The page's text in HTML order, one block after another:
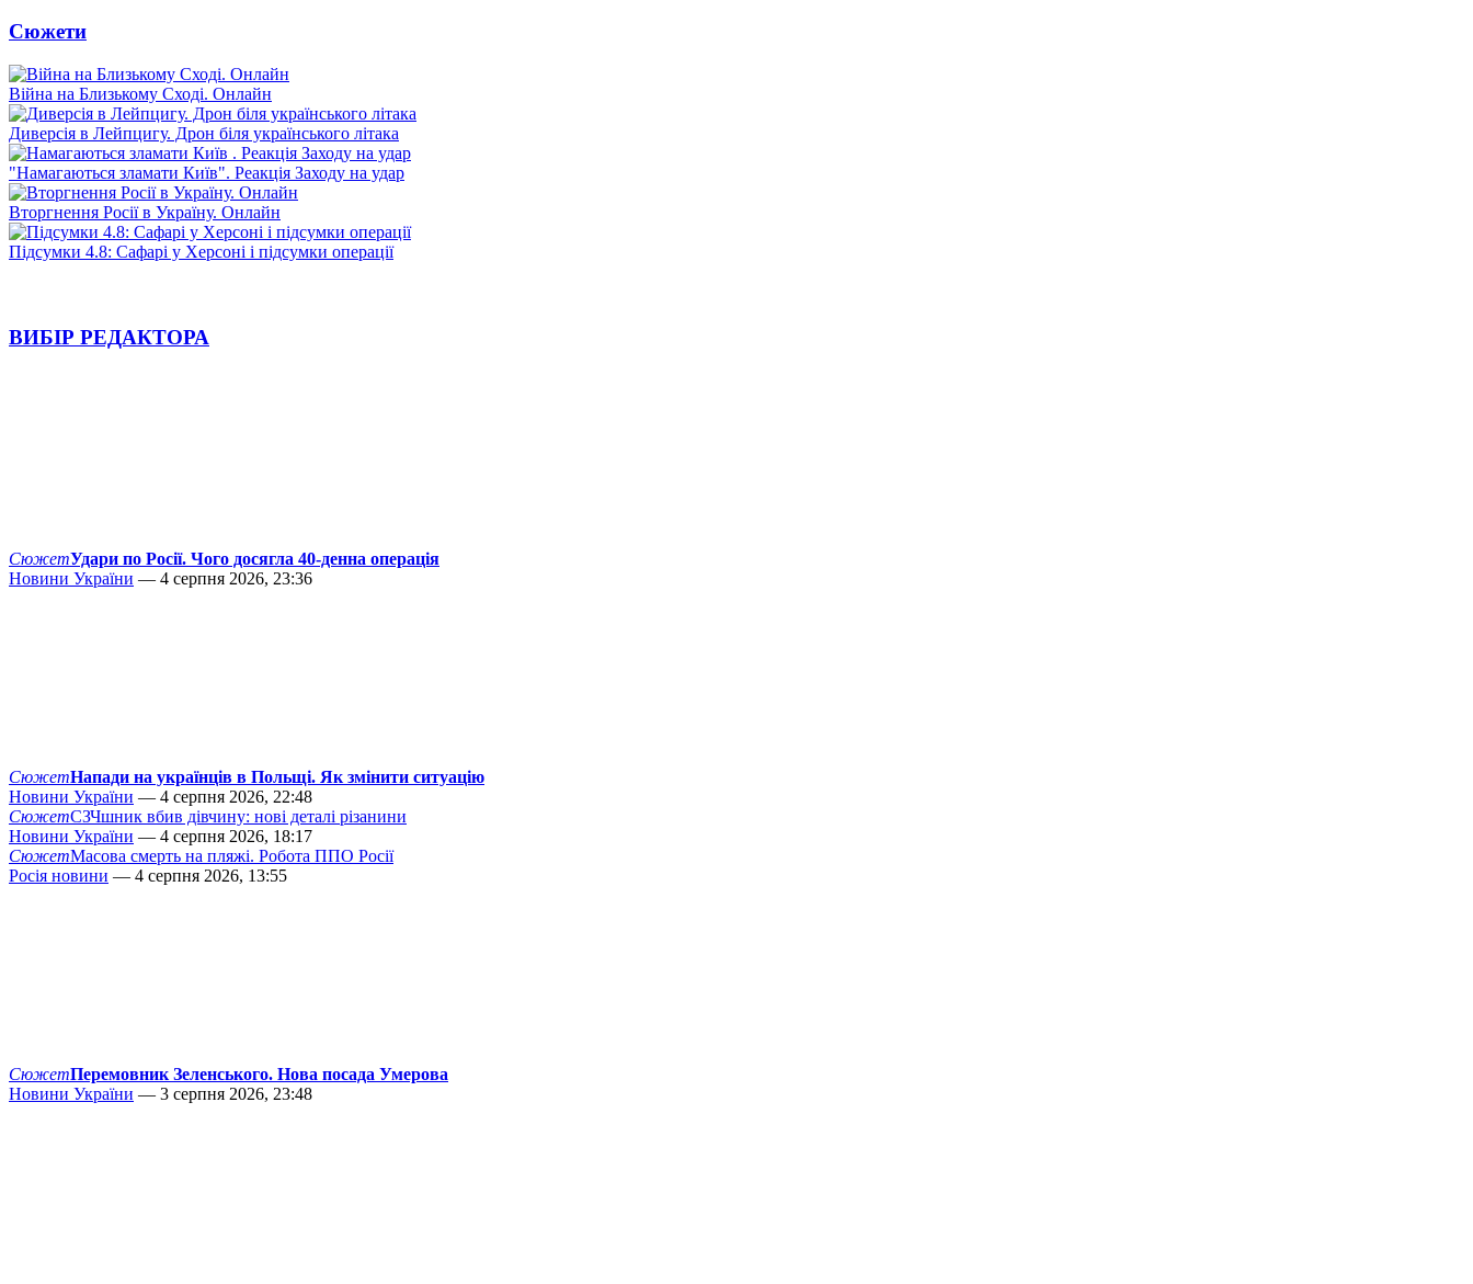
Сюжети
Війна на Близькому Сході. Онлайн
Диверсія в Лейпцигу. Дрон біля українського літака
"Намагаються зламати Київ". Реакція Заходу на удар
Вторгнення Росії в Україну. Онлайн
Підсумки 4.8: Сафарі у Херсоні і підсумки операції
ВИБІР РЕДАКТОРА
СюжетУдари по Росії. Чого досягла 40-денна операція
Новини України — 4 серпня 2026, 23:36
СюжетНапади на українців в Польщі. Як змінити ситуацію
Новини України — 4 серпня 2026, 22:48
СюжетСЗЧшник вбив дівчину: нові деталі різанини
Новини України — 4 серпня 2026, 18:17
СюжетМасова смерть на пляжі. Робота ППО Росії
Росія новини — 4 серпня 2026, 13:55
СюжетПеремовник Зеленського. Нова посада Умерова
Новини України — 3 серпня 2026, 23:48